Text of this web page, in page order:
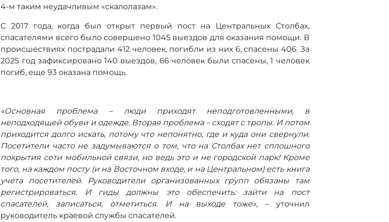
4-м таким неудачливым «скалолазам».
С 2017 года, когда был открыт первый пост на Центральных Столбах,
спасателями всего было совершено 1045 выездов для оказания помощи. В
происшествиях пострадали 412 человек, погибли из них 6, спасены 406. За
2025 год зафиксировано 140 выездов, 66 человек были спасены, 1 человек
погиб, еще 93 оказана помощь.
«Основная проблема – люди приходят неподготовленными, в
неподходящей обуви и одежде. Вторая проблема – сходят с тропы. И потом
приходится долго искать, потому что непонятно, где и куда они свернули.
Посетители часто не задумываются о том, что на Столбах нет сплошного
покрытия сети мобильной связи, но ведь это и не городской парк! Кроме
того, на каждом посту (и на Восточном входе, и на Центральном) есть книга
учета посетителей. Руководители организованных групп обязаны там
регистрироваться. И гиды должны это обеспечить: зайти на пост
спасателей, записаться, отметиться. И на выходе тоже»,– уточнил
руководитель краевой службы спасателей.